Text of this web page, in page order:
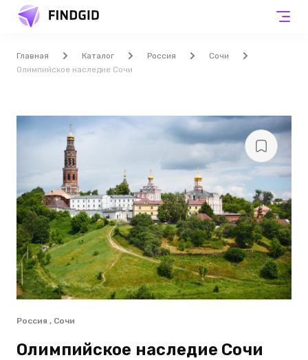
Главная Каталог Россия
Сочи
Олимпийское наследие Сочи
Россия , Сочи
Олимпийское наследие Сочи